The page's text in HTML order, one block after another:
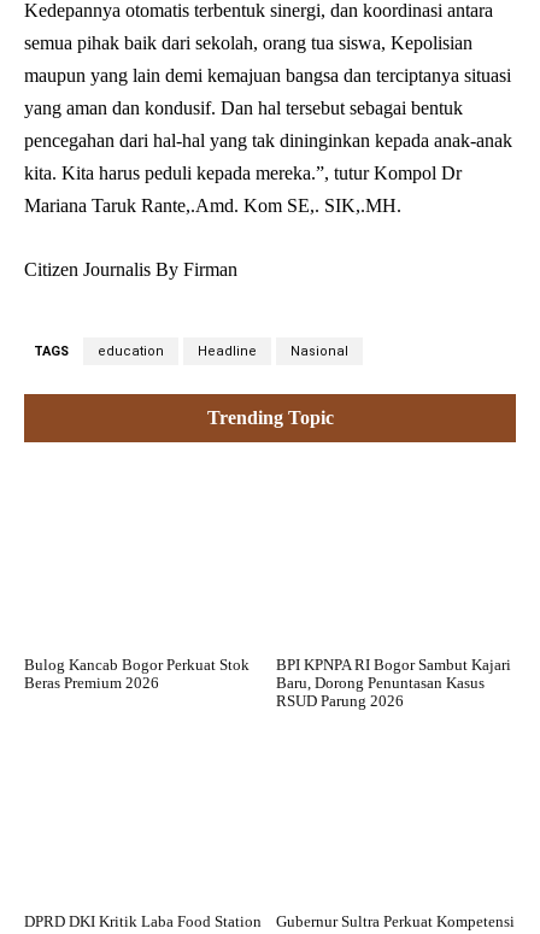
Kedepannya otomatis terbentuk sinergi, dan koordinasi antara
semua pihak baik dari sekolah, orang tua siswa, Kepolisian
maupun yang lain demi kemajuan bangsa dan terciptanya situasi
yang aman dan kondusif. Dan hal tersebut sebagai bentuk
pencegahan dari hal-hal yang tak dininginkan kepada anak-anak
kita. Kita harus peduli kepada mereka.”, tutur Kompol Dr
Mariana Taruk Rante,.Amd. Kom SE,. SIK,.MH.
Citizen Journalis By Firman
TAGS education Headline Nasional
Trending Topic
Bulog Kancab Bogor Perkuat Stok
Beras Premium 2026
BPI KPNPA RI Bogor Sambut Kajari
Baru, Dorong Penuntasan Kasus
RSUD Parung 2026
DPRD DKI Kritik Laba Food Station
Gubernur Sultra Perkuat Kompetensi